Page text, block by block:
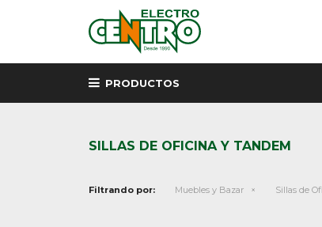
PRODUCTOS
SILLAS DE OFICINA Y TANDEM
Filtrando por: Muebles y Bazar Sillas de